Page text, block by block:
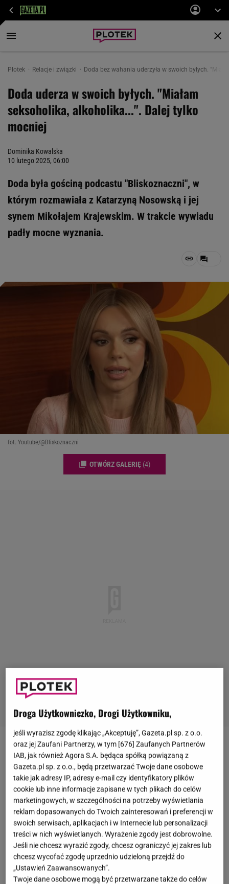
Plotek Relacje i związki Doda bez wahania uderzyła w swoich byłych.
Doda uderza w swoich byłych. "Miałam
seksoholika, alkoholika...". Dalej tylko
mocniej
Dominika Kowalska
10 lutego 2025, 06:00
Doda była gościną podcastu "Bliskoznaczni", w
którym rozmawiała z Katarzyną Nosowską i jej
synem Mikołajem Krajewskim. W trakcie wywiadu
padły mocne wyznania.
fot. Youtube/@Bliskoznaczni
OTWÓRZ GALERIĘ (4)
Katarzyna Nosowskai jej synMikołaj Krajewski,
prowadzą podcast "Bliskoznaczni". Często
zapraszają do odcinków znane osoby. Tym razem
padło naDodę. Popularna piosenkarka poruszyła
wiele trudnych tematów. Mówiła o początkach
kariery, życiu w show-biznesie i przeszłych relacjach.
Podkreśliła, że zawodowo osiągnęła wszystko, o
czym marzyła. Nie szczędziła jednak gorzkich słów,
kiedy mówiła o swoim życiu miłosnym.
Droga Użytkowniczko, Drogi Użytkowniku,
jeśli wyrazisz zgodę klikając „Akceptuję”, Gazeta.pl sp. z o.o.
oraz jej Zaufani Partnerzy, w tym [676] Zaufanych Partnerów
IAB, jak również Agora S.A. będąca spółką powiązaną z
Gazeta.pl sp. z o.o., będą przetwarzać Twoje dane osobowe
takie jak adresy IP, adresy e-mail czy identyfikatory plików
cookie lub inne informacje zapisane w tych plikach do celów
marketingowych, w szczególności na potrzeby wyświetlania
reklam dopasowanych do Twoich zainteresowań i preferencji w
swoich serwisach, aplikacjach i w Internecie lub personalizacji
treści w nich wyświetlanych. Wyrażenie zgody jest dobrowolne.
Jeśli nie chcesz wyrazić zgody, chcesz ograniczyć jej zakres lub
chcesz wycofać zgodę uprzednio udzieloną przejdź do
„Ustawień Zaawansowanych”.
Twoje dane osobowe mogą być przetwarzane także do celów